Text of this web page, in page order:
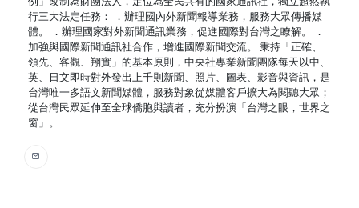
行三大法定任務： ．辦理國內外新聞報導業務，服務大眾傳播媒
體。 ．辦理國家對外新聞通訊業務，促進國際對台灣之瞭解。 ．
加強與國際新聞通訊社合作，增進國際新聞交流。 秉持「正確、
領先、客觀、翔實」的基本原則，中央社專業新聞團隊每天以中、
英、日文即時對外發出上千則新聞、照片、圖表、影音與資訊，是
台灣唯一多語文新聞媒體，服務對象從媒體客戶擴大為閱聽大眾；
從台灣民眾延伸至全球僑胞與讀者，充分扮演「台灣之眼，世界之
窗」。